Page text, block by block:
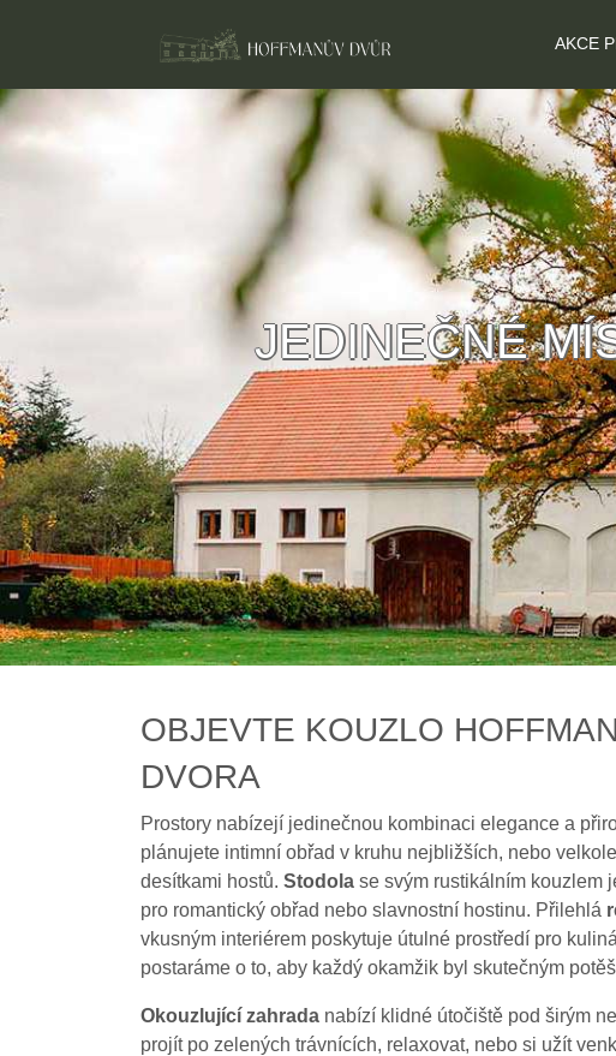
AKCE
JEDINEČNÉ
OBJEVTE KOUZLO
DVORA
Prostory nabízejí jedinečnou kombinaci elegance a
plánujete intimní obřad v kruhu nejbližších, nebo
desítkami hostů. Stodola se svým rustikálním kouzlem
pro romantický obřad nebo slavnostní hostinu. Přilehlá
vkusným interiérem poskytuje útulné prostředí pro
postaráme o to, aby každý okamžik byl skutečným
Okouzlující zahrada nabízí klidné útočiště pod širým
projít po zelených trávnících, relaxovat, nebo si užít